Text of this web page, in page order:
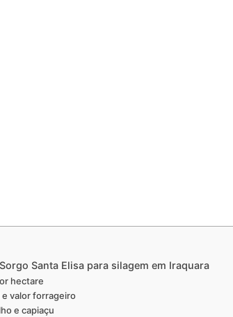
Santa Elisa para silagem em Iraquara
hectare
valor forrageiro
e capiaçu